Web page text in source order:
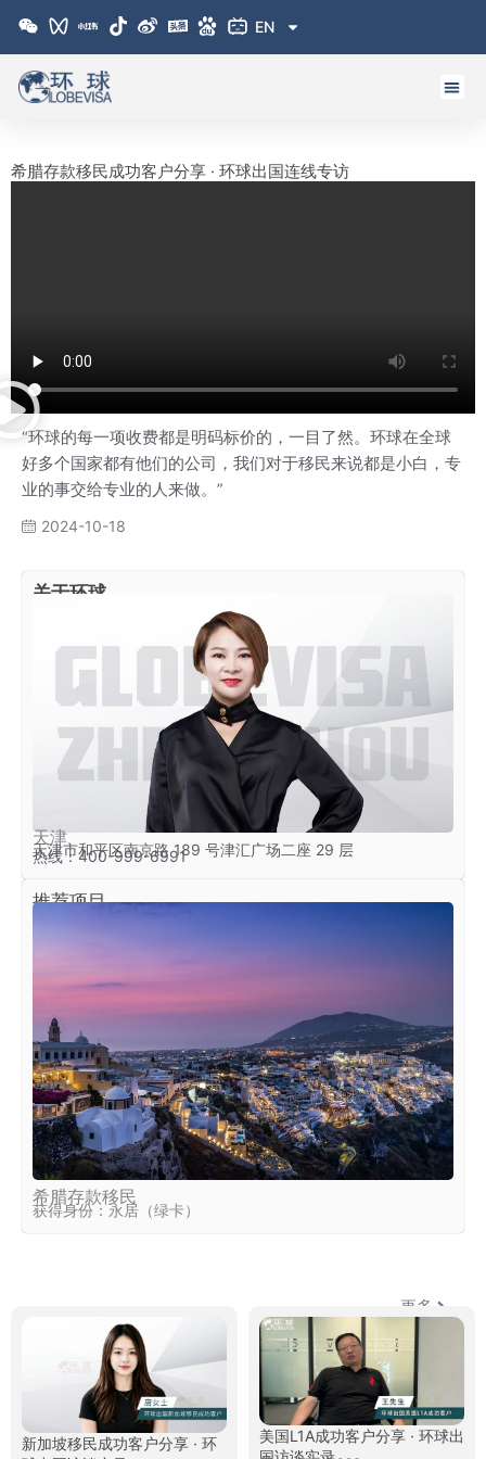
EN
希腊存款移民成功客户分享 · 环球出国连线专访
“环球的每一项收费都是明码标价的，一目了然。环球在全球
好多个国家都有他们的公司，我们对于移民来说都是小白，专
业的事交给专业的人来做。”
2024-10-18
关于环球
天津
天津市和平区南京路 189 号津汇广场二座 29 层
热线：400-999-6991
推荐项目
希腊存款移民
获得身份：永居（绿卡）
更多
新加坡移民成功客户分享 · 环
美国L1A成功客户分享 · 环球出